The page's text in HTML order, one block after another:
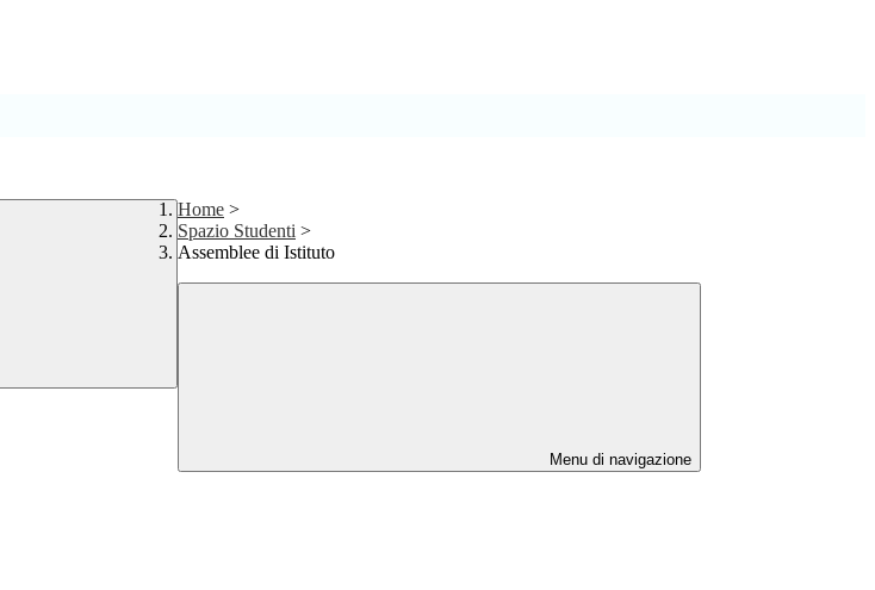
Home >
Spazio Studenti >
Assemblee di Istituto
Menu di navigazione